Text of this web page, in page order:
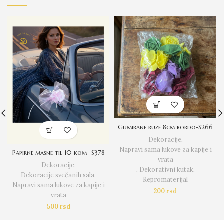
Papirne masne til 10 kom -S378
Dekoracije,
Dekoracije svečanih sala,
Napravi sama lukove za kapije i
vrata
500rsd
Gumirane ruze 8cm bordo-S266
Dekoracije,
Napravi sama lukove za kapije i
vrata
, Dekorativni kutak,
Repromaterijal
200rsd